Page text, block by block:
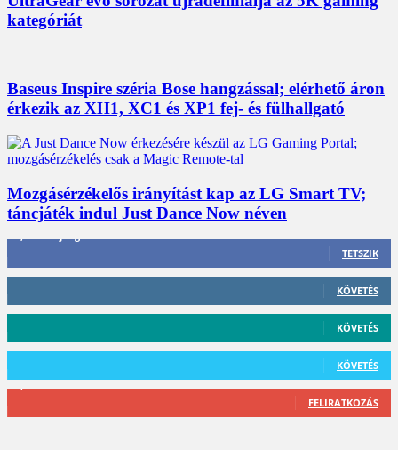
kategóriát
Baseus Inspire széria Bose hangzással; elérhető áron
érkezik az XH1, XC1 és XP1 fej- és fülhallgató
Mozgásérzékelős irányítást kap az LG Smart TV;
táncjáték indul Just Dance Now néven
TETSZIK
KÖVETÉS
KÖVETÉS
KÖVETÉS
FELIRATKOZÁS